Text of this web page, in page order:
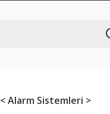
< Alarm Sistemleri >